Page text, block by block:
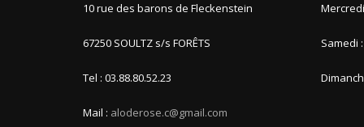
10 rue des barons de Fleckenstein
67250 SOULTZ s/s FORÊTS
Tel : 03.88.80.52.23
Mail : aloderose.c@gmail.com
Samedi